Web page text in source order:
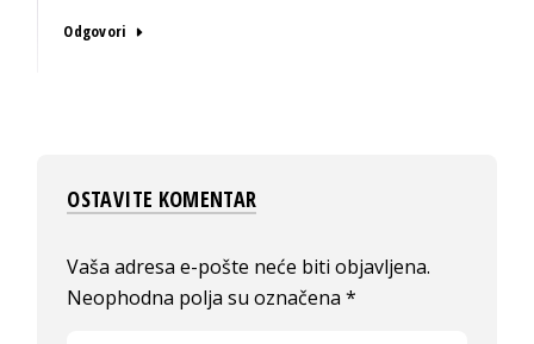
Odgovori
OSTAVITE KOMENTAR
Vaša adresa e-pošte neće biti objavljena.
Neophodna polja su označena*